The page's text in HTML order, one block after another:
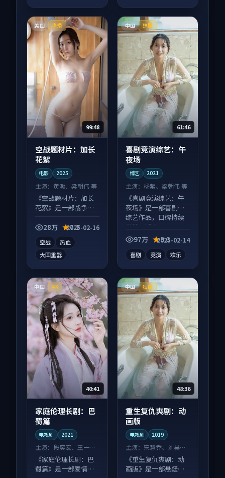
美国 热播
99:48
空战题材片：加长
花絮
电影 2025
主演： 黄渤、梁朝伟 等
《空战题材片：加长
花絮》是一部战争向
别错过，字幕区常有
28万 7.2
2025-02-16
空战
热血
大国重器
中国 独播
61:46
喜剧竞演综艺：午
夜场
综艺 2021
主演：杨紫、梁朝伟 等
《喜剧竞演综艺：午
夜场》是一部喜剧向
综艺作品，口碑持续
发酵，适合周末一口
气刷完。
97万 9.3
2025-02-14
喜剧 竞演 欢乐
中国 4K
40:41
家庭伦理长剧：巴
蜀篇
电视剧 2021
主演： 段奕宏、王一博
等
《家庭伦理长剧：巴
蜀篇》是一部爱情向
中国 独播
48:36
重生复仇爽剧：动
画版
电视剧 2019
主演： 宋慧乔、刘昊然
等
《重生复仇爽剧：动
画版》是一部悬疑向